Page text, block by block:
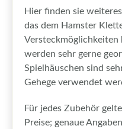
Hier finden sie
das dem Hamster
werden sehr gerne
Spielhäuschen sind
Gehege verwendet
Für jedes Zubehör
Preise; genaue